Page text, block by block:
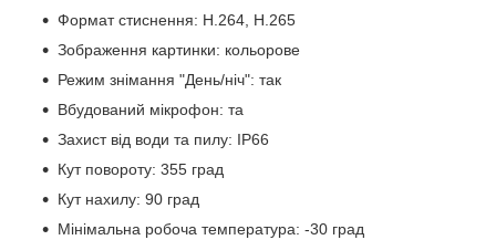
Формат стиснення: H.264, H.265
Зображення картинки: кольорове
Режим знімання "День/ніч": так
Вбудований мікрофон: та
Захист від води та пилу: IP66
Кут повороту: 355 град
Кут нахилу: 90 град
Мінімальна робоча температура: -30 град